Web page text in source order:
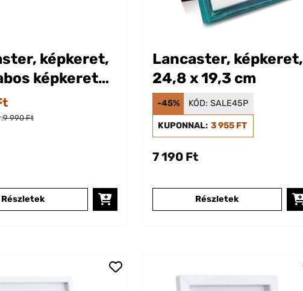
képkeret,
képkeret
17 x 12 cm
9 990 Ft
Részletek
Lancaster, képkeret,
24,8 x 19,3 cm
-45% KÓD: SALE45P
KUPONNAL: 3 955 FT
7 190 Ft
Részletek